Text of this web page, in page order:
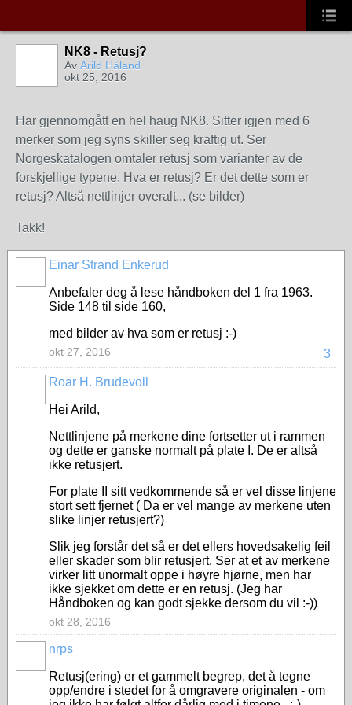
NK8 - Retusj?
Av Arild Håland
okt 25, 2016
Har gjennomgått en hel haug NK8. Sitter igjen med 6
merker som jeg syns skiller seg kraftig ut. Ser
Norgeskatalogen omtaler retusj som varianter av de
forskjellige typene. Hva er retusj? Er det dette som er
retusj? Altså nettlinjer overalt... (se bilder)
Takk!
Einar Strand Enkerud
Anbefaler deg å lese håndboken del 1 fra 1963.
Side 148 til side 160,
med bilder av hva som er retusj :-)
3
okt 27, 2016
Roar H. Brudevoll
Hei Arild,
Nettlinjene på merkene dine fortsetter ut i rammen
og dette er ganske normalt på plate I. De er altså
ikke retusjert.
For plate II sitt vedkommende så er vel disse linjene
stort sett fjernet ( Da er vel mange av merkene uten
slike linjer retusjert?)
Slik jeg forstår det så er det ellers hovedsakelig feil
eller skader som blir retusjert. Ser at et av merkene
virker litt unormalt oppe i høyre hjørne, men har
ikke sjekket om dette er en retusj. (Jeg har
Håndboken og kan godt sjekke dersom du vil :-))
okt 28, 2016
nrps
Retusj(ering) er et gammelt begrep, det å tegne
opp/endre i stedet for å omgravere originalen - om